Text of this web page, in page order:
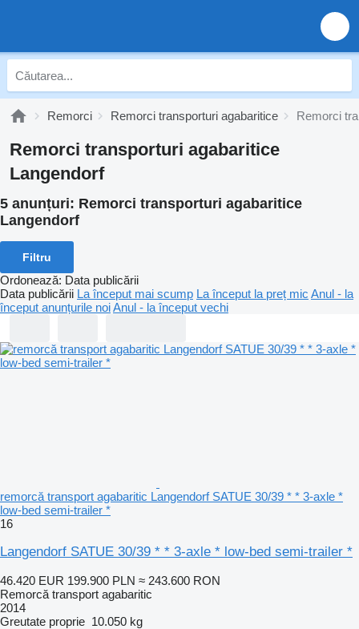
Remorci Remorci transporturi agabaritice Remorci
Remorci transporturi agabaritice
Langendorf
5 anunțuri: Remorci transporturi agabaritice
Langendorf
Filtru
Ordonează: Data publicării
Data publicării La început mai scump La început la preț mic Anul - la
început anunțurile noiAnul - la început vechi
remorcă transport agabaritic Langendorf SATUE 30/39 * * 3-axle *
low-bed semi-trailer *
16
Langendorf SATUE 30/39 * * 3-axle * low-bed semi-trailer *
46.420 EUR 199.900 PLN ≈ 243.600 RON
Remorcă transport agabaritic
2014
Greutate proprie 10.050 kg